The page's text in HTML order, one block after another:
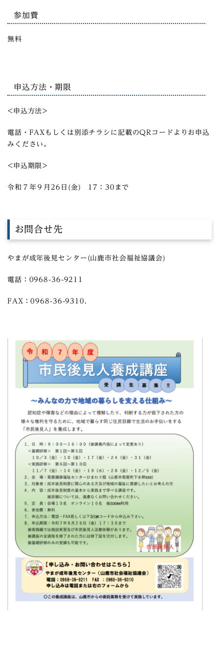
参加費
無料
申込方法・期限
<申込方法>
電話・FAXもしくは別添チラシに記載のQRコードよりお申込
みください。
<申込期限>
令和７年９月26日(金) 17：30まで
お問合せ先
やまが成年後見センター(山鹿市社会福祉協議会)
電話：0968-36-9211
FAX：0968-36-9310.